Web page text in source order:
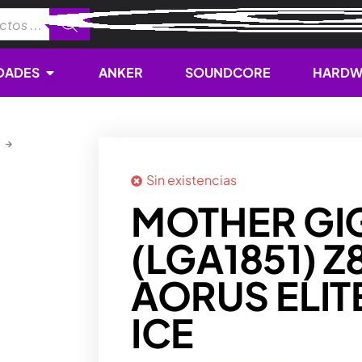
Open NOVEDADES
ANKER SOUNDCORE
Sin existencias
MOTHER
(LGA1851)
AORUS
ICE